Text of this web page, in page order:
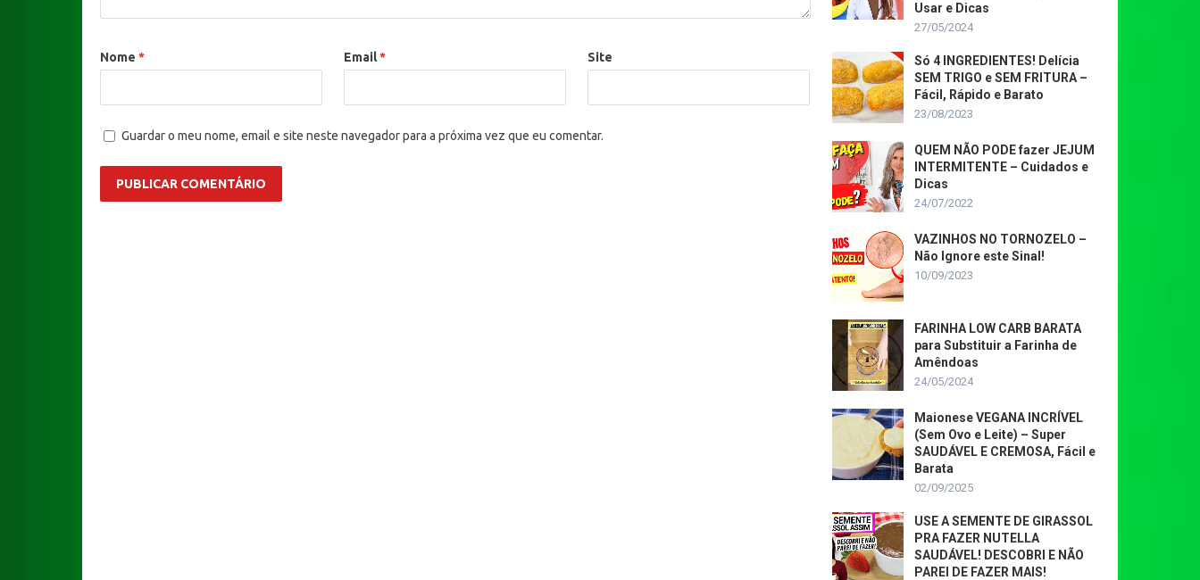
Nome * Email* Site
Guardar o meu nome, email e site neste navegador para a próxima vez que eu comentar.
Usar e Dicas
27/05/2024
Só 4 INGREDIENTES! Delícia
SEM TRIGO e SEM FRITURA –
Fácil, Rápido e Barato
23/08/2023
QUEM NÃO PODE fazer JEJUM
INTERMITENTE – Cuidados e
Dicas
24/07/2022
VAZINHOS NO TORNOZELO –
Não Ignore este Sinal!
10/09/2023
FARINHA LOW CARB BARATA
para Substituir a Farinha de
Amêndoas
24/05/2024
Maionese VEGANA INCRÍVEL
(Sem Ovo e Leite) – Super
SAUDÁVEL E CREMOSA, Fácil e
Barata
02/09/2025
USE A SEMENTE DE GIRASSOL
PRA FAZER NUTELLA
SAUDÁVEL! DESCOBRI E NÃO
PAREI DE FAZER MAIS!